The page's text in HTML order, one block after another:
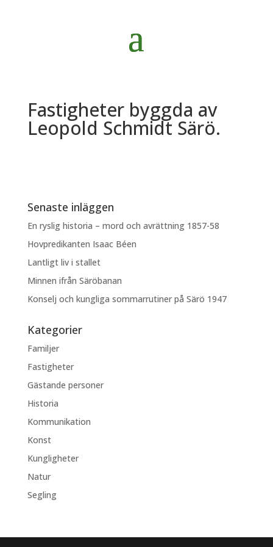
Fastigheter byggda av
Leopold Schmidt Särö.
Senaste inläggen
En ryslig historia – mord och avrättning 1857-58
Hovpredikanten Isaac Béen
Lantligt liv i stallet
Minnen ifrån Säröbanan
Konselj och kungliga sommarrutiner på Särö 1947
Kategorier
Familjer
Fastigheter
Gästande personer
Historia
Kommunikation
Konst
Kungligheter
Natur
Segling